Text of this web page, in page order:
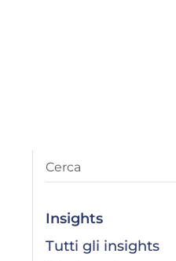
Insights
Tutti gli insights